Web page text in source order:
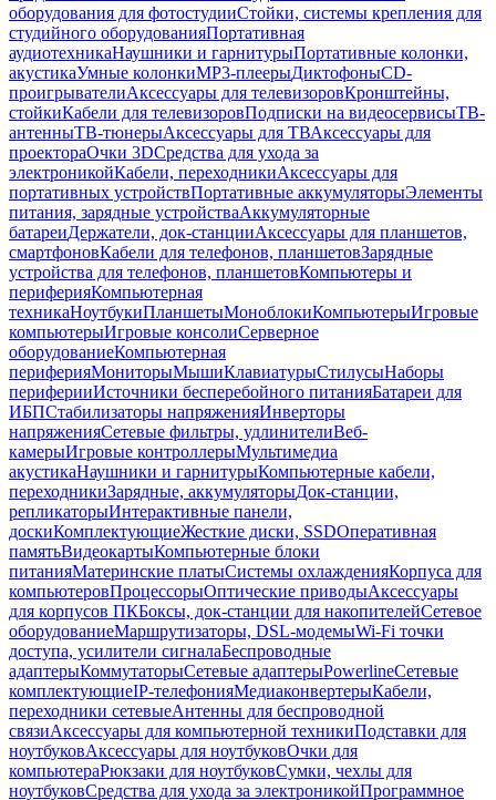
оборудования для фотостудииСтойки, системы крепления для
студийного оборудованияПортативная
аудиотехникаНаушники и гарнитурыПортативные колонки,
акустикаУмные колонкиMP3-плеерыДиктофоныCD-
проигрывателиАксессуары для телевизоровКронштейны,
стойкиКабели для телевизоровПодписки на видеосервисыТВ-
антенныТВ-тюнерыАксессуары для ТВАксессуары для
проектораОчки 3DСредства для ухода за
электроникойКабели, переходникиАксессуары для
портативных устройствПортативные аккумуляторыЭлементы
питания, зарядные устройстваАккумуляторные
батареиДержатели, док-станцииАксессуары для планшетов,
смартфоновКабели для телефонов, планшетовЗарядные
устройства для телефонов, планшетовКомпьютеры и
периферияКомпьютерная
техникаНоутбукиПланшетыМоноблокиКомпьютерыИгровые
компьютерыИгровые консолиСерверное
оборудованиеКомпьютерная
периферияМониторыМышиКлавиатурыСтилусыНаборы
периферииИсточники бесперебойного питанияБатареи для
ИБПСтабилизаторы напряженияИнверторы
напряженияСетевые фильтры, удлинителиВеб-
камерыИгровые контроллерыМультимедиа
акустикаНаушники и гарнитурыКомпьютерные кабели,
переходникиЗарядные, аккумуляторыДок-станции,
репликаторыИнтерактивные панели,
доскиКомплектующиеЖесткие диски, SSDОперативная
памятьВидеокартыКомпьютерные блоки
питанияМатеринские платыСистемы охлажденияКорпуса для
компьютеровПроцессорыОптические приводыАксессуары
для корпусов ПКБоксы, док-станции для накопителейСетевое
оборудованиеМаршрутизаторы, DSL-модемыWi-Fi точки
доступа, усилители сигналаБеспроводные
адаптерыКоммутаторыСетевые адаптерыPowerlineСетевые
комплектующиеIP-телефонияМедиаконвертерыКабели,
переходники сетевыеАнтенны для беспроводной
связиАксессуары для компьютерной техникиПодставки для
ноутбуковАксессуары для ноутбуковОчки для
компьютераРюкзаки для ноутбуковСумки, чехлы для
ноутбуковСредства для ухода за электроникойПрограммное